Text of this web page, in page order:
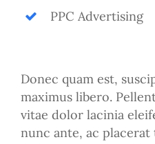
PPC Advertising
Donec quam est,
maximus libero.
vitae dolor lacinia
nunc ante, ac